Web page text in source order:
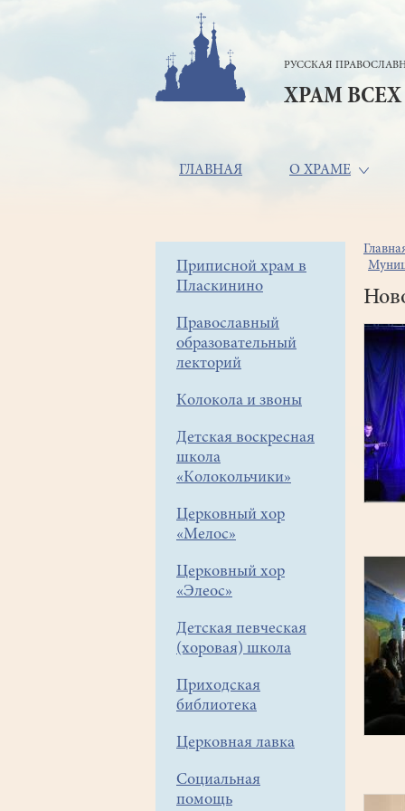
РУССКАЯ
ХРАМ
Основная
ГЛАВНАЯ О ХРАМЕ
Боковое
меню
Приписной храм в
Пласкинино
Православный
образовательный
лекторий
Колокола и звоны
Детская воскресная
школа
«Колокольчики»
Церковный хор
«Мелос»
Церковный хор
«Элеос»
Детская певческая
(хоровая) школа
Приходская
библиотека
Церковная лавка
Социальная
помощь